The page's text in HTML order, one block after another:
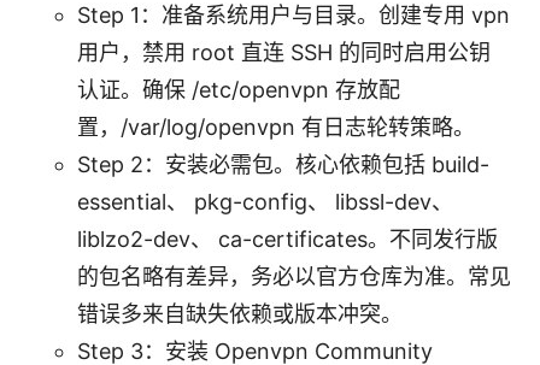
Step 1：准备系统用户与目录。创建专用 vpn
用户，禁用 root 直连 SSH 的同时启用公钥
认证。确保 /etc/openvpn 存放配
置，/var/log/openvpn 有日志轮转策略。
Step 2：安装必需包。核心依赖包括 build-
essential、 pkg-config、 libssl-dev、
liblzo2-dev、 ca-certificates。不同发行版
的包名略有差异，务必以官方仓库为准。常见
错误多来自缺失依赖或版本冲突。
Step 3：安装 Openvpn Community